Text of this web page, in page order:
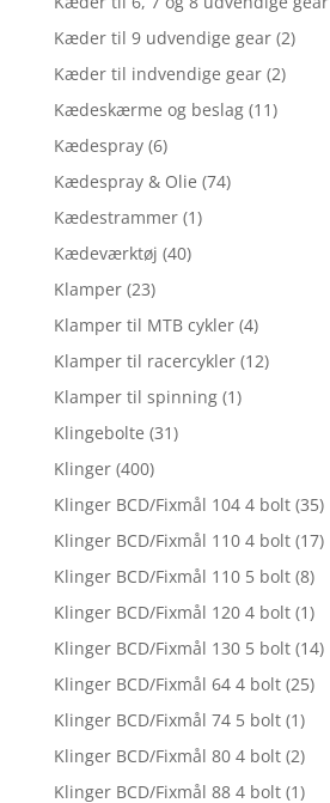
Kæder til 9 udvendige gear (2)
Kæder til indvendige gear (2)
Kædeskærme og beslag (11)
Kædespray (6)
Kædespray & Olie (74)
Kædestrammer (1)
Kædeværktøj (40)
Klamper (23)
Klamper til MTB cykler (4)
Klamper til racercykler (12)
Klamper til spinning (1)
Klingebolte (31)
Klinger (400)
Klinger BCD/Fixmål 104 4 bolt (35)
Klinger BCD/Fixmål 110 4 bolt (17)
Klinger BCD/Fixmål 110 5 bolt (8)
Klinger BCD/Fixmål 120 4 bolt (1)
Klinger BCD/Fixmål 130 5 bolt (14)
Klinger BCD/Fixmål 64 4 bolt (25)
Klinger BCD/Fixmål 74 5 bolt (1)
Klinger BCD/Fixmål 80 4 bolt (2)
Klinger BCD/Fixmål 88 4 bolt (1)